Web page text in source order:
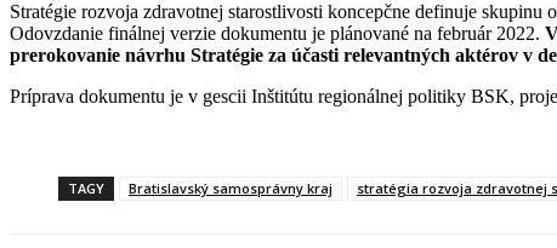
Stratégie rozvoja zdravotnej starostlivosti koncepčne definuje
Odovzdanie finálnej verzie dokumentu je plánované na február 2022.
prerokovanie návrhu Stratégie za účasti relevantných aktérov v
Príprava dokumentu je v gescii Inštitútu regionálnej politiky BSK,
TAGY Bratislavský samosprávny kraj stratégia rozvoja zdravotnej